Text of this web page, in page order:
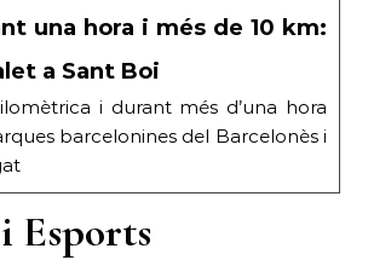
una hora i més de 10 km:
a Sant Boi
i durant més d’una hora
barcelonines del Barcelonès i
Esports